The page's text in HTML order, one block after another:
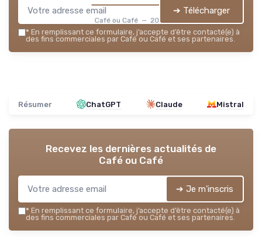
Café ou Café — 2026
➔ Télécharger
* En remplissant ce formulaire, j’accepte d’être contacté(e) à
des fins commerciales par Café ou Café et ses partenaires.
Résumer ChatGPT Claude Mistral
Recevez les dernières actualités de
Café ou Café
➔ Je m'inscris
* En remplissant ce formulaire, j’accepte d’être contacté(e) à
des fins commerciales par Café ou Café et ses partenaires.